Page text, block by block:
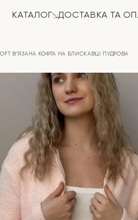
КАТАЛОГ ДОСТАВКА ТА
В’ЯЗАНА КОФТА НА БЛИСКАВЦІ ПУДРОВА